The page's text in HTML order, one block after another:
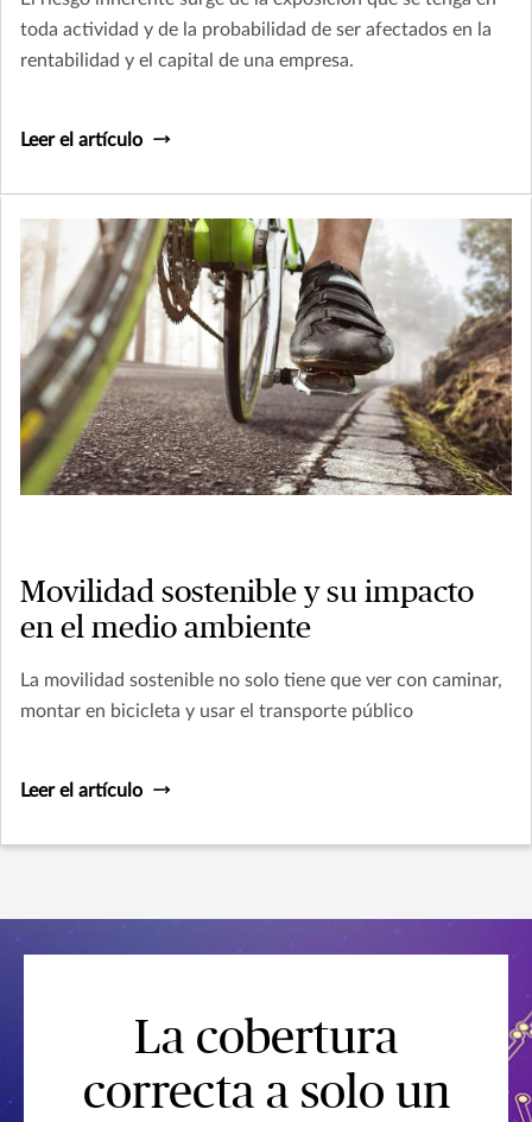
toda actividad y de la probabilidad de ser afectados en la
rentabilidad y el capital de una empresa.
Leer el artículo
Movilidad sostenible y su impacto
en el medio ambiente
La movilidad sostenible no solo tiene que ver con caminar,
montar en bicicleta y usar el transporte público
Leer el artículo
La cobertura
correcta a solo un